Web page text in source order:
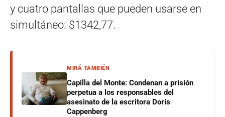
y cuatro pantallas que pueden usarse en
simultáneo: $1342,77.
MIRÁ TAMBIÉN
Capilla del Monte: Condenan a prisión
perpetua a los responsables del
asesinato de la escritora Doris
Cappenberg